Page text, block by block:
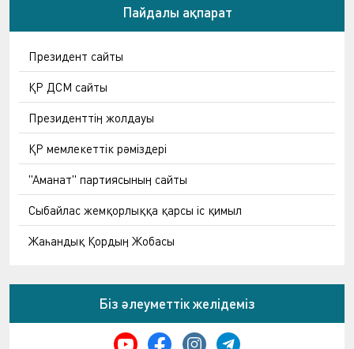
Пайдалы ақпарат
Президент сайты
ҚР ДСМ сайты
Президенттің жолдауы
ҚР мемлекеттік рәміздері
"Аманат" партиясының сайты
Сыбайлас жемқорлыққа қарсы іс қимыл
Жаһандық Қордың Жобасы
Біз әлеуметтік желідеміз